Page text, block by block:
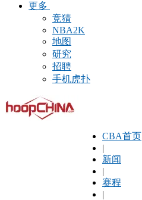
更多
竞猜
NBA2K
地图
研究
招聘
手机虎扑
CBA首页
|
新闻
|
赛程
|